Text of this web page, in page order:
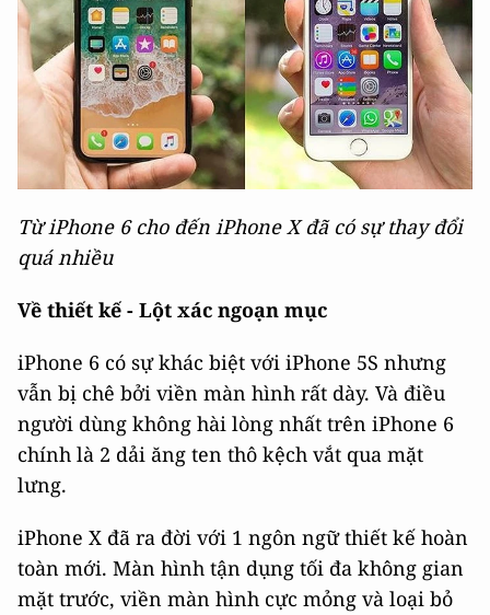
Từ iPhone 6 cho đến iPhone X đã có sự thay đổi
quá nhiều
Về thiết kế - Lột xác ngoạn mục
iPhone 6 có sự khác biệt với iPhone 5S nhưng
vẫn bị chê bởi viền màn hình rất dày. Và điều
người dùng không hài lòng nhất trên iPhone 6
chính là 2 dải ăng ten thô kệch vắt qua mặt
lưng.
iPhone X đã ra đời với 1 ngôn ngữ thiết kế hoàn
toàn mới. Màn hình tận dụng tối đa không gian
mặt trước, viền màn hình cực mỏng và loại bỏ